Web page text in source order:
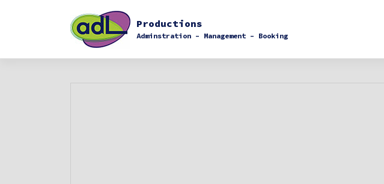
Productions
Adminstration – Management – Booking